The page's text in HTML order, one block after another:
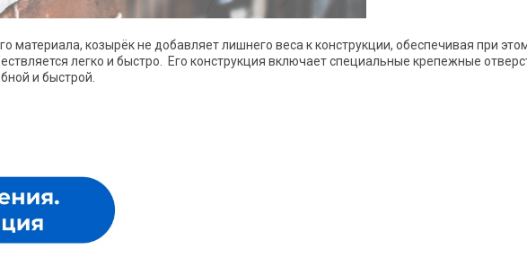
материала, козырёк не добавляет лишнего веса к конструкции, обеспечивая при
легко и быстро. Его конструкция включает специальные крепежные
и быстрой.